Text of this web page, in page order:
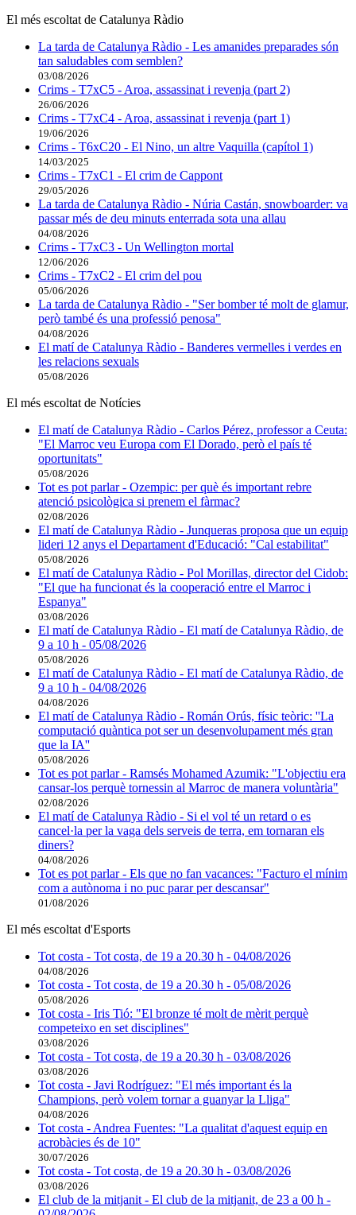
El més escoltat de Catalunya Ràdio
La tarda de Catalunya Ràdio - Les amanides preparades són
tan saludables com semblen?
03/08/2026
Crims - T7xC5 - Aroa, assassinat i revenja (part 2)
26/06/2026
Crims - T7xC4 - Aroa, assassinat i revenja (part 1)
19/06/2026
Crims - T6xC20 - El Nino, un altre Vaquilla (capítol 1)
14/03/2025
Crims - T7xC1 - El crim de Cappont
29/05/2026
La tarda de Catalunya Ràdio - Núria Castán, snowboarder: va
passar més de deu minuts enterrada sota una allau
04/08/2026
Crims - T7xC3 - Un Wellington mortal
12/06/2026
Crims - T7xC2 - El crim del pou
05/06/2026
La tarda de Catalunya Ràdio - "Ser bomber té molt de glamur,
però també és una professió penosa"
04/08/2026
El matí de Catalunya Ràdio - Banderes vermelles i verdes en
les relacions sexuals
05/08/2026
El més escoltat de Notícies
El matí de Catalunya Ràdio - Carlos Pérez, professor a Ceuta:
"El Marroc veu Europa com El Dorado, però el país té
oportunitats"
05/08/2026
Tot es pot parlar - Ozempic: per què és important rebre
atenció psicològica si prenem el fàrmac?
02/08/2026
El matí de Catalunya Ràdio - Junqueras proposa que un equip
lideri 12 anys el Departament d'Educació: "Cal estabilitat"
05/08/2026
El matí de Catalunya Ràdio - Pol Morillas, director del Cidob:
"El que ha funcionat és la cooperació entre el Marroc i
Espanya"
03/08/2026
El matí de Catalunya Ràdio - El matí de Catalunya Ràdio, de
9 a 10 h - 05/08/2026
05/08/2026
El matí de Catalunya Ràdio - El matí de Catalunya Ràdio, de
9 a 10 h - 04/08/2026
04/08/2026
El matí de Catalunya Ràdio - Román Orús, físic teòric: ''La
computació quàntica pot ser un desenvolupament més gran
que la IA''
05/08/2026
Tot es pot parlar - Ramsés Mohamed Azumik: "L'objectiu era
cansar-los perquè tornessin al Marroc de manera voluntària"
02/08/2026
El matí de Catalunya Ràdio - Si el vol té un retard o es
cancel·la per la vaga dels serveis de terra, em tornaran els
diners?
04/08/2026
Tot es pot parlar - Els que no fan vacances: "Facturo el mínim
com a autònoma i no puc parar per descansar"
01/08/2026
El més escoltat d'Esports
Tot costa - Tot costa, de 19 a 20.30 h - 04/08/2026
04/08/2026
Tot costa - Tot costa, de 19 a 20.30 h - 05/08/2026
05/08/2026
Tot costa - Iris Tió: "El bronze té molt de mèrit perquè
competeixo en set disciplines"
03/08/2026
Tot costa - Tot costa, de 19 a 20.30 h - 03/08/2026
03/08/2026
Tot costa - Javi Rodríguez: "El més important és la
Champions, però volem tornar a guanyar la Lliga"
04/08/2026
Tot costa - Andrea Fuentes: "La qualitat d'aquest equip en
acrobàcies és de 10"
30/07/2026
Tot costa - Tot costa, de 19 a 20.30 h - 03/08/2026
03/08/2026
El club de la mitjanit - El club de la mitjanit, de 23 a 00 h -